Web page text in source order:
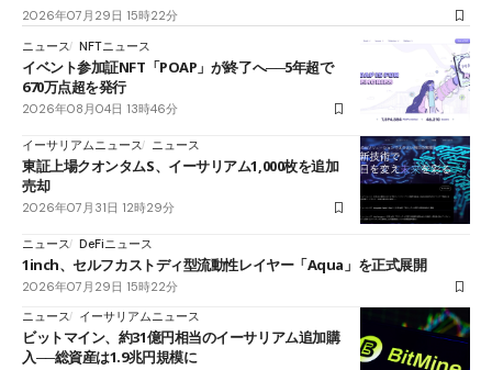
2026年07月29日 15時22分
ニュース NFTニュース
イベント参加証NFT「POAP」が終了へ──5年超で
670万点超を発行
2026年08月04日 13時46分
イーサリアムニュース ニュース
東証上場クオンタムS、イーサリアム1,000枚を追加
売却
2026年07月31日 12時29分
ニュース DeFiニュース
1inch、セルフカストディ型流動性レイヤー「Aqua」を正式展開
2026年07月29日 15時22分
ニュース
イーサリアムニュース
ビットマイン、約31億円相当のイーサリアム追加購
入──総資産は1.9兆円規模に